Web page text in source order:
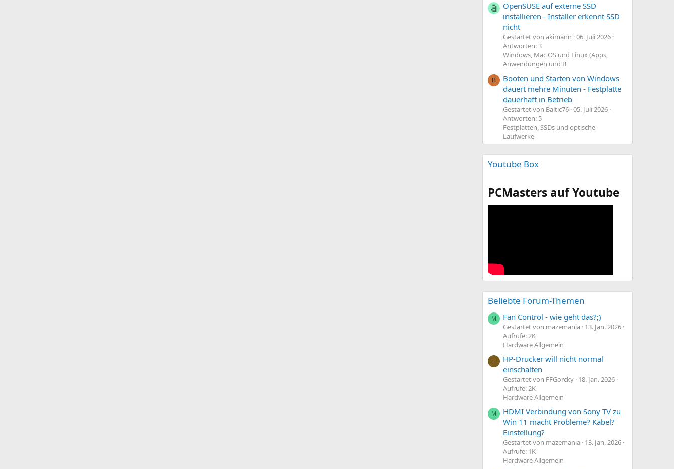
OpenSUSE auf externe SSD
installieren - Installer erkennt SSD
nicht
Gestartet von akimann 06. Juli 2026
Antworten: 3
Windows, Mac OS und Linux (Apps,
Anwendungen und B
B
Booten und Starten von Windows
dauert mehre Minuten - Festplatte
dauerhaft in Betrieb
Gestartet von Baltic76 05. Juli 2026
Antworten: 5
Festplatten, SSDs und optische
Laufwerke
Youtube Box
PCMasters auf Youtube
Beliebte Forum-Themen
M Fan Control - wie geht das?;)
Gestartet von mazemania 13. Jan. 2026
Aufrufe: 2K
Hardware Allgemein
F
HP-Drucker will nicht normal
einschalten
Gestartet von FFGorcky 18. Jan. 2026
Aufrufe: 2K
Hardware Allgemein
M
HDMI Verbindung von Sony TV zu
Win 11 macht Probleme? Kabel?
Einstellung?
Gestartet von mazemania 13. Jan. 2026
Aufrufe: 1K
Hardware Allgemein